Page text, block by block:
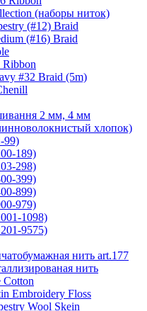
(наборы ниток)
(#12) Braid
(#16) Braid
#32 Braid (5m)
2 мм, 4 мм
хлопок)
99)
189)
298)
399)
899)
979)
1098)
9575)
нить art.177
нить
Cotton
Embroidery Floss
Wool Skein